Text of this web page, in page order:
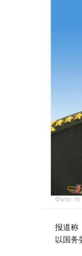
Фото: rfi
报道称
以国务